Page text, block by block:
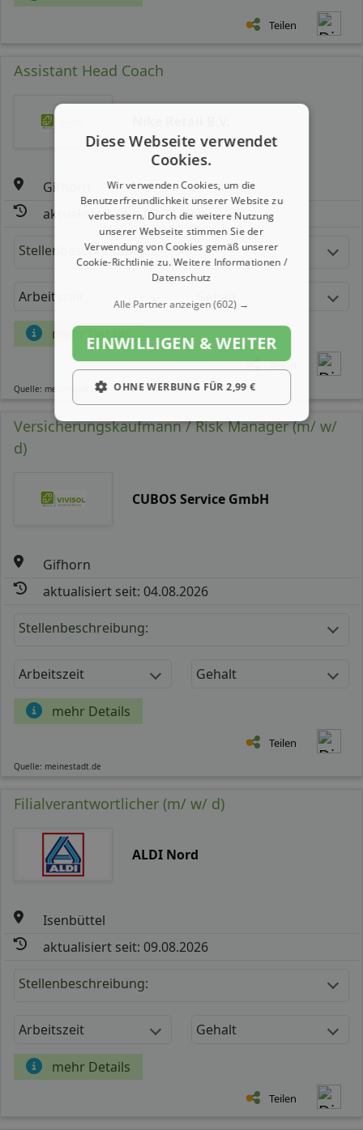
Teilen
Assistant Head Coach
Gifhorn
aktualisiert seit: 09.08.2026
Stellenbeschreibung:
Arbeitszeit Gehalt
mehr Details
Teilen
Quelle: meinestadt.de
Versicherungskaufmann / Risk Manager (m/ w/
d)
CUBOS Service GmbH
Gifhorn
aktualisiert seit: 04.08.2026
Stellenbeschreibung:
Arbeitszeit Gehalt
mehr Details
Teilen
Quelle: meinestadt.de
Filialverantwortlicher (m/ w/ d)
ALDI Nord
Isenbüttel
aktualisiert seit: 09.08.2026
Stellenbeschreibung:
Arbeitszeit Gehalt
mehr Details
Teilen
Diese Webseite verwendet
Cookies.
Wir verwenden Cookies, um die
Benutzerfreundlichkeit unserer Website zu
verbessern. Durch die weitere Nutzung
unserer Webseite stimmen Sie der
Verwendung von Cookies gemäß unserer
Cookie-Richtlinie zu.Weitere Informationen /
Datenschutz
Alle Partner anzeigen(602) →
EINWILLIGEN & WEITER
OHNE WERBUNG FÜR 2,99 €